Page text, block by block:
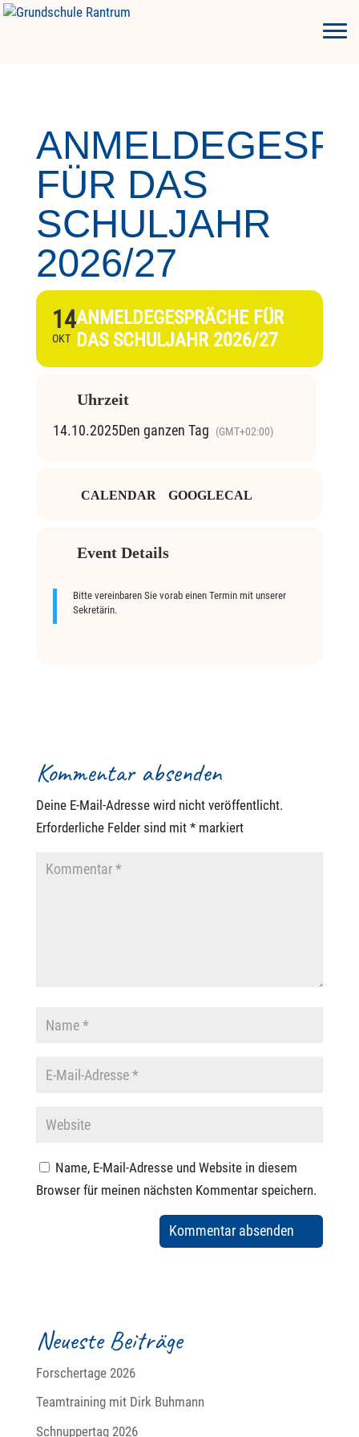
FÜR DAS
SCHULJAHR
2026/27
14
OKT
ANMELDEGESPRÄCHE FÜR
DAS SCHULJAHR 2026/27
Uhrzeit
14.10.2025Den ganzen Tag (GMT+02:00)
CALENDAR GOOGLECAL
Event Details
Bitte vereinbaren Sie vorab einen Termin mit unserer
Sekretärin.
Kommentar absenden
Deine E-Mail-Adresse wird nicht veröffentlicht.
Erforderliche Felder sind mit *markiert
Name, E-Mail-Adresse und Website in diesem
Browser für meinen nächsten Kommentar speichern.
Neueste Beiträge
Forschertage 2026
Teamtraining mit Dirk Buhmann
Schnuppertag 2026